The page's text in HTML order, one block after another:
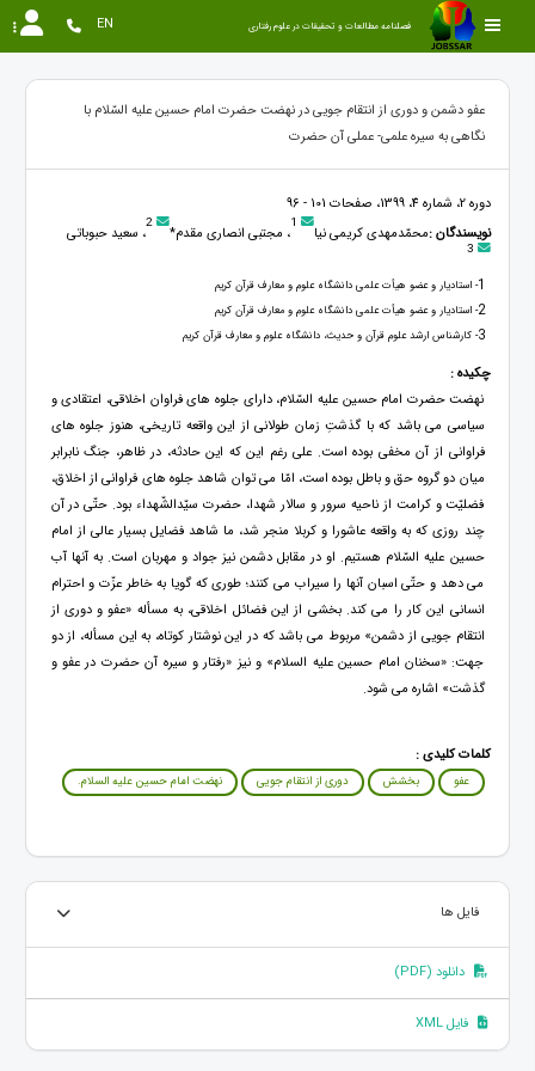
فصلنامه مطالعات و تحقیقات در علوم رفتاری EN
عفو دشمن و دوری از انتقام جویی در نهضت حضرت امام حسین علیه السّلام با
نگاهی به سیره علمی- عملی آن حضرت
دوره 2، شماره 4، 1399، صفحات 101 - 96
نویسندگان :محمّدمهدی کریمی نیا 1، مجتبی انصاری مقدم* 2، سعید حبوباتی
3
1- استادیار و عضو هیأت علمی دانشگاه علوم و معارف قرآن کریم
2- استادیار و عضو هیأت علمی دانشگاه علوم و معارف قرآن کریم
3- کارشناس ارشد علوم قرآن و حديث، دانشگاه علوم و معارف قرآن كريم
چکیده :
نهضت حضرت امام حسین علیه السّلام، دارای جلوه های فراوان اخلاقی، اعتقادی و
سیاسی می باشد که با گذشتِ زمان طولانی از این واقعه تاریخی، هنوز جلوه های
فراوانی از آن مخفی بوده است. علی رغم این که این حادثه، در ظاهر، جنگ نابرابر
میان دو گروه حق و باطل بوده است، امّا می توان شاهد جلوه های فراوانی از اخلاق،
فضلیّت و کرامت از ناحیه سرور و سالار شهدا، حضرت سیّدالشّهداء بود. حتّی در آن
چند روزی که به واقعه عاشورا و کربلا منجر شد، ما شاهد فضایل بسیار عالی از امام
حسین علیه ‏السّلام هستیم. او در مقابل دشمن نیز جواد و مهربان است. به آنها آب
می دهد و حتّی اسبان آنها را سیراب می ‏کنند؛ طوری که گویا به خاطر عزّت و احترام
انسانی این کار را می کند. ‏بخشی از این فضائل اخلاقی، به مسأله «عفو و دوری از
انتقام جویی از دشمن» مربوط می باشد که در این نوشتار کوتاه، به این مسأله، از دو
جهت: «سخنان امام حسین علیه السلام» و نیز «رفتار و سیره آن حضرت در عفو و
گذشت» اشاره می شود.
کلمات کلیدی :
عفو بخشش دوری از انتقام جویی نهضت امام حسین علیه السلام.
فایل ها
دانلود (PDF)
فایل XML